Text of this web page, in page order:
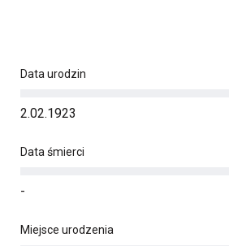
Data urodzin
2.02.1923
Data śmierci
-
Miejsce urodzenia